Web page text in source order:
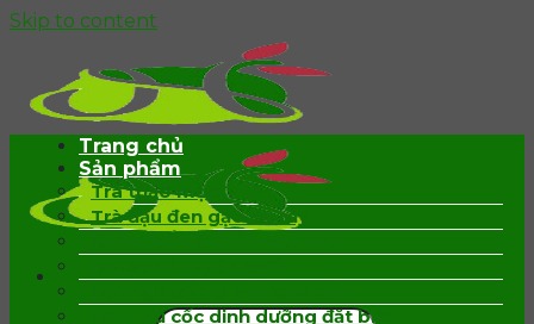
Skip to content
Trang chủ
Sản phẩm
Trà thảo mộc
Trà đậu đen gạo lứt rẫy
Bột ngũ cốc dinh dưỡng đặt biệt